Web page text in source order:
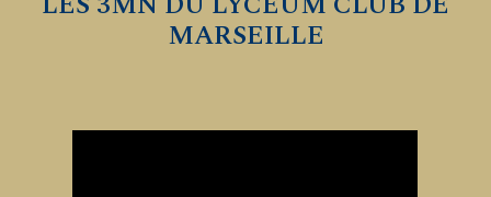
MARSEILLE